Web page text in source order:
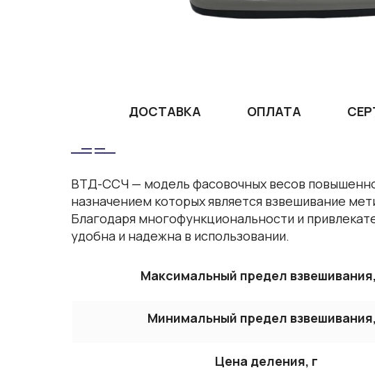
ДОСТАВКА ОПЛАТА
ВТД-ССЧ — модель фасовочных весов
назначением которых является взвешивание
Благодаря многофункциональности и
удобна и надежна в использовании.
Максимальный предел
Минимальный предел
Цена деления, г